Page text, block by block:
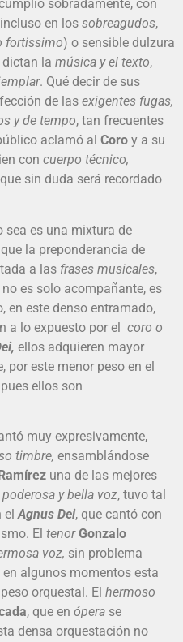
sobradamente, con
incluso en los sobreagudos,
fortissimo) o sensible dulzura
dictan la música y el texto,
. Qué decir de sus
de las exigentes fugas,
y de tempo, tan frecuentes
aclamó al Coro y a su
con cuerpo técnico,
sin duda será recordado
sea es una mixtura de
la preponderancia de
a las frases musicales,
no es solo acompañante, es
en este denso entramado,
a lo expuesto por el coro o
ellos adquieren mayor
por este menor peso en el
ellos son
muy expresivamente,
timbre, ensamblándose
una de las mejores
poderosa y bella voz, tuvo tal
elAgnus Dei, que cantó con
El tenor Gonzalo
voz, sin problema
en algunos momentos esta
orquestal. El hermoso
, que en ópera se
densa orquestación no